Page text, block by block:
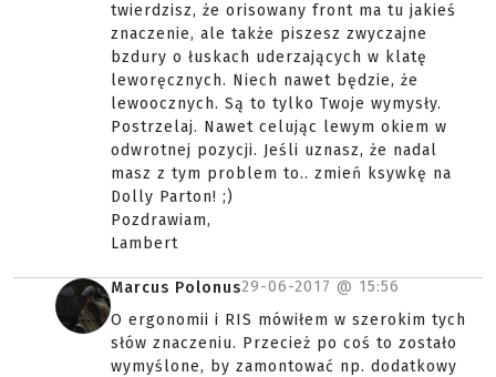
twierdzisz, że orisowany front ma tu jakieś
znaczenie, ale także piszesz zwyczajne
bzdury o łuskach uderzających w klatę
leworęcznych. Niech nawet będzie, że
lewoocznych. Są to tylko Twoje wymysły.
Postrzelaj. Nawet celując lewym okiem w
odwrotnej pozycji. Jeśli uznasz, że nadal
masz z tym problem to.. zmień ksywkę na
Dolly Parton! ;)
Pozdrawiam,
Lambert
Marcus Polonus29-06-2017 @ 15:56
O ergonomii i RIS mówiłem w szerokim tych
słów znaczeniu. Przecież po coś to zostało
wymyślone, by zamontować np. dodatkowy